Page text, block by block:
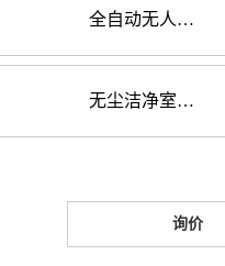
全自动无人智能
无尘洁净室起重机
询价